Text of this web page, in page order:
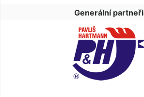
Generální partneři